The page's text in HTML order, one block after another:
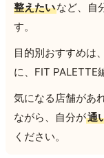
整えたいなど、自
す。
目的別おすすめは
に、FIT PALETTE
気になる店舗があれ
ながら、自分が通
ください。